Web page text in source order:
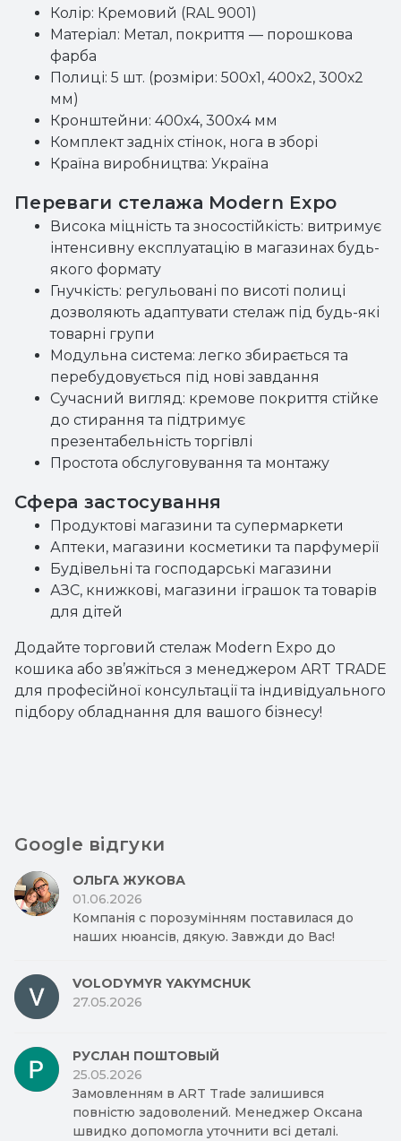
Колір: Кремовий (RAL 9001)
Матеріал: Метал, покриття — порошкова
фарба
Полиці: 5 шт. (розміри: 500х1, 400х2, 300х2
мм)
Кронштейни: 400х4, 300х4 мм
Комплект задніх стінок, нога в зборі
Країна виробництва: Україна
Переваги стелажа Modern Expo
Висока міцність та зносостійкість: витримує
інтенсивну експлуатацію в магазинах будь-
якого формату
Гнучкість: регульовані по висоті полиці
дозволяють адаптувати стелаж під будь-які
товарні групи
Модульна система: легко збирається та
перебудовується під нові завдання
Сучасний вигляд: кремове покриття стійке
до стирання та підтримує
презентабельність торгівлі
Простота обслуговування та монтажу
Сфера застосування
Продуктові магазини та супермаркети
Аптеки, магазини косметики та парфумерії
Будівельні та господарські магазини
АЗС, книжкові, магазини іграшок та товарів
для дітей
Додайте торговий стелаж Modern Expo до
кошика або зв’яжіться з менеджером ART TRADE
для професійної консультації та індивідуального
підбору обладнання для вашого бізнесу!
Google відгуки
ОЛЬГА ЖУКОВА
01.06.2026
Компанія с порозумінням поставилася до
наших нюансів, дякую. Завжди до Вас!
VOLODYMYR YAKYMCHUK
27.05.2026
РУСЛАН ПОШТОВЫЙ
25.05.2026
Замовленням в ART Trade залишився
повністю задоволений. Менеджер Оксана
швидко допомогла уточнити всі деталі.